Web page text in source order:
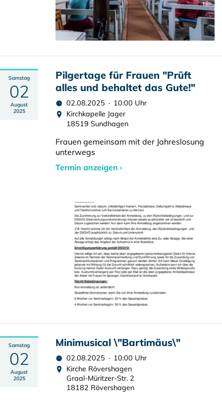
Samstag
02
August
2025
Pilgertage für Frauen "Prüft
alles und behaltet das Gute!"
02.08.2025 · 10:00 Uhr
Kirchkapelle Jager
18519 Sundhagen
Frauen gemeinsam mit der Jahreslosung
unterwegs
Termin anzeigen ›
Samstag
02
August
2025
Minimusical \"Bartimäus\"
02.08.2025 · 10:00 Uhr
Kirche Rövershagen
Graal-Müritzer-Str. 2
18182 Rövershagen